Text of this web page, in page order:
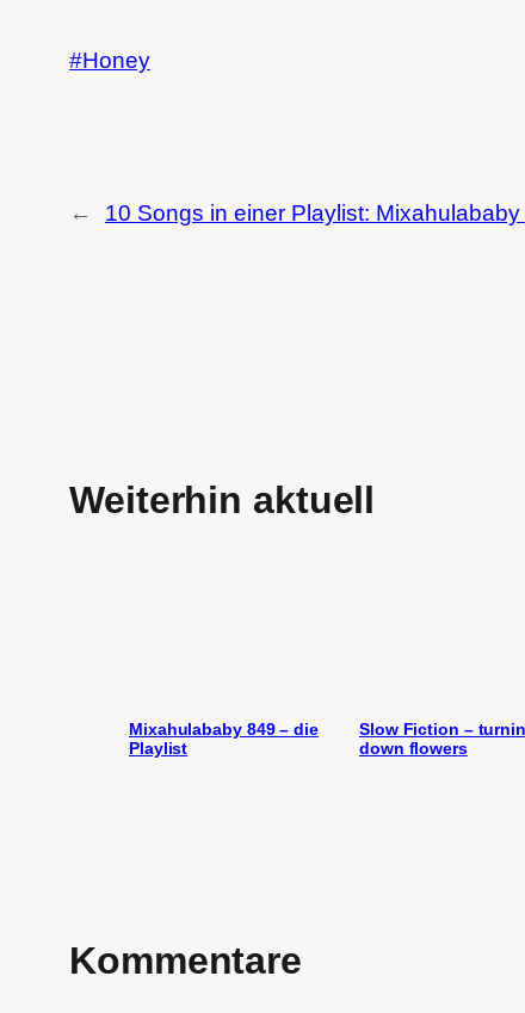
Honey
← 10 Songs in einer Playlist: Mixahulababy
Weiterhin aktuell
Mixahulababy 849 – die
Playlist
Slow Fiction –
down flowers
Kommentare